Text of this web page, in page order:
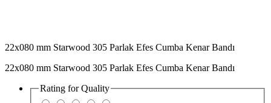
22x080 mm Starwood 305 Parlak Efes Cumba Kenar Bandı
22x080 mm Starwood 305 Parlak Efes Cumba Kenar Bandı
Rating forQuality